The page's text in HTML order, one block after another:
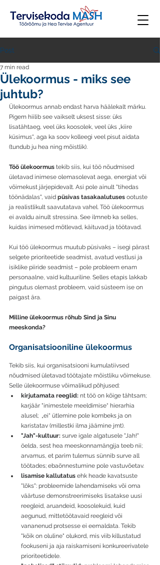
Post
Ülekoormus - miks see
juhtub?
7 min read
Ülekoormus annab endast harva häälekalt märku.
Pigem hiilib see vaikselt uksest sisse: üks
lisatähtaeg, veel üks koosolek, veel üks „kiire
küsimus“, aga ka soov kolleegi veel pisut aidata
(tundub ju hea ning mõistlik).
Töö ülekoormus tekib siis, kui töö nõudmised
ületavad inimese olemasolevat aega, energiat või
võimekust järjepidevalt. Asi pole ainult "tihedas
töönädalas", vaid püsivas tasakaalutuses ootuste
ja realistlikult saavutatava vahel. Töö ülekoormus
ei avaldu ainult stressina. See ilmneb ka selles,
kuidas inimesed mõtlevad, käituvad ja töötavad.
Kui töö ülekoormus muutub püsivaks – isegi pärast
selgete prioriteetide seadmist, avatud vestlusi ja
isiklike piiride seadmist – pole probleem enam
personaalne, vaid kultuuriline. Selles etapis lakkab
pingutus olemast probleem, vaid süsteem ise on
paigast ära.
Milline ülekoormus rõhub Sind ja Sinu
meeskonda?
Organisatsiooniline ülekoormus
Tekib siis, kui organisatsiooni kumulatiivsed
nõudmised ületavad töötajate mõistliku võimekuse.
Selle ülekoormuse võimalikud põhjused:
kirjutamata reeglid: nt töö on kõige tähtsam;
karjäär "inimestele meeldimise“ hierarhia
alusel;  „ei“ ütlemine pole kombeks ja on
karistatav (millestki ilma jäämine jmt).
"Jah"-kultuur: surve igale algatusele "Jah!"
öelda, sest hea meeskonnamängija teeb nii;
arvamus, et parim tulemus sünnib surve all
töötades; ebaõnnestumine pole vastuvõetav.
lisamise kallutatus ehk heade kavatsuste
"lõks": probleemide lahendamiseks või oma
väärtuse demonstreerimiseks lisatakse uusi
reegleid, aruandeid, koosolekuid, kuid
aegunud, mittetöötavaid reegleid või
vananenud protsesse ei eemaldata. Tekib
"kõik on oluline" olukord, mis viib killustatud
fookuseni ja aja raiskamiseni konkureerivatele
prioriteetidele.